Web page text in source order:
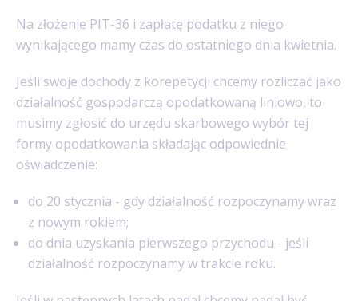
Na złożenie PIT-36 i zapłatę podatku z niego
wynikającego mamy czas do ostatniego dnia kwietnia.
Jeśli swoje dochody z korepetycji chcemy rozliczać jako
działalność gospodarczą opodatkowaną liniowo, to
musimy zgłosić do urzędu skarbowego wybór tej
formy opodatkowania składając odpowiednie
oświadczenie:
do 20 stycznia - gdy działalność rozpoczynamy wraz
z nowym rokiem;
do dnia uzyskania pierwszego przychodu - jeśli
działalność rozpoczynamy w trakcie roku.